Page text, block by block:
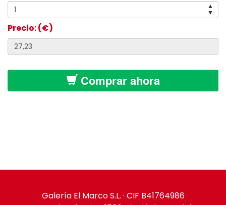
▲
▼
Precio: (€)
Comprar ahora
Galería El Marco S.L. · CIF B41764986